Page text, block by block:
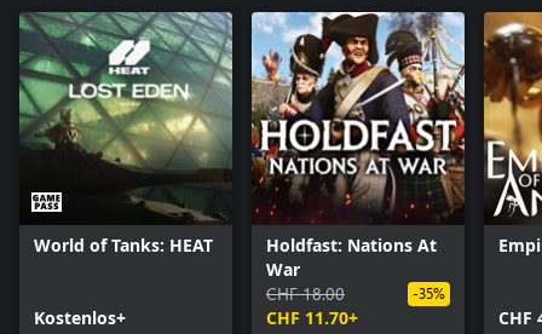
World of Tanks: HEAT
Kostenlos+
Holdfast: Nations At
War
CHF 18.00
CHF 11.70+
-35%
CHF